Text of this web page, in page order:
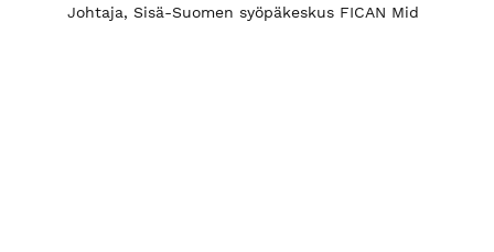
Johtaja, Sisä-Suomen syöpäkeskus FICAN Mid